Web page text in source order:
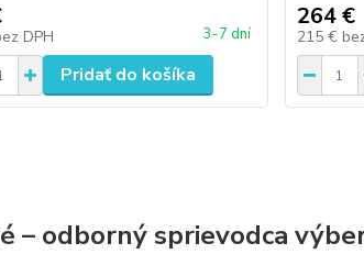
DPH 3-7 dní
Pridať do košíka
264 €
215 €
– odborný sprievodca